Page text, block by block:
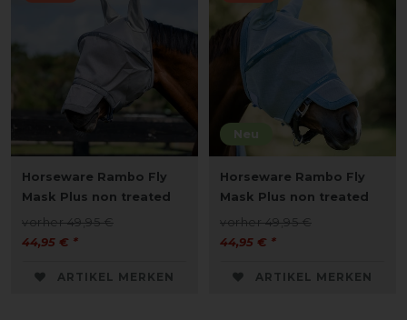
Horseware Rambo Fly
Mask Plus non treated
vorher 49,95 €
44,95 € *
ARTIKEL MERKEN
Neu
Horseware Rambo Fly
Mask Plus non treated
vorher 49,95 €
44,95 € *
ARTIKEL MERKEN